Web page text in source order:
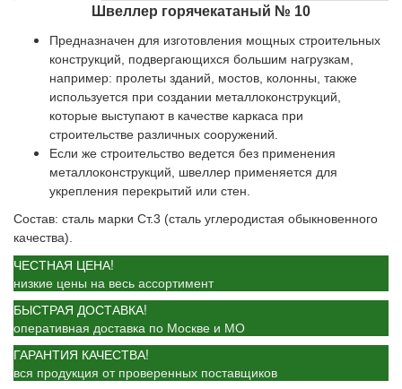
Швеллер горячекатаный № 10
Предназначен для изготовления мощных строительных
конструкций, подвергающихся большим нагрузкам,
например: пролеты зданий, мостов, колонны, также
используется при создании металлоконструкций,
которые выступают в качестве каркаса при
строительстве различных сооружений.
Если же строительство ведется без применения
металлоконструкций, швеллер применяется для
укрепления перекрытий или стен.
Состав: сталь марки Ст.3 (сталь углеродистая обыкновенного
качества).
ЧЕСТНАЯ ЦЕНА!
низкие цены на весь ассортимент
БЫСТРАЯ ДОСТАВКА!
оперативная доставка по Москве и МО
ГАРАНТИЯ КАЧЕСТВА!
вся продукция от проверенных поставщиков